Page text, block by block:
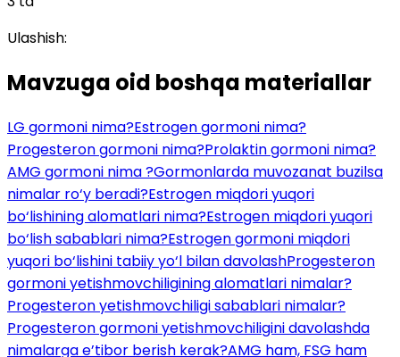
Ulashish:
Mavzuga oid boshqa materiallar
LG gormoni nima?Estrogen gormoni nima?
Progesteron gormoni nima?Prolaktin gormoni nima?
AMG gormoni nima ?Gormonlarda muvozanat buzilsa
nimalar ro‘y beradi?Estrogen miqdori yuqori
bo‘lishining alomatlari nima?Estrogen miqdori yuqori
bo‘lish sabablari nima?Estrogen gormoni miqdori
yuqori bo‘lishini tabiiy yo‘l bilan davolashProgesteron
gormoni yetishmovchiligining alomatlari nimalar?
Progesteron yetishmovchiligi sabablari nimalar?
Progesteron gormoni yetishmovchiligini davolashda
nimalarga e’tibor berish kerak?AMG ham, FSG ham